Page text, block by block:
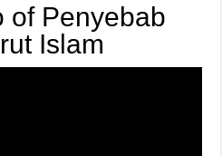
of Penyebab
Islam